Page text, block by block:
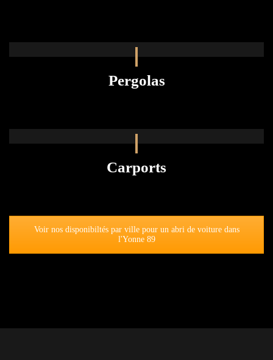
Pergolas
Carports
Voir nos disponibiltés par ville pour un abri de voiture dans
l'Yonne 89